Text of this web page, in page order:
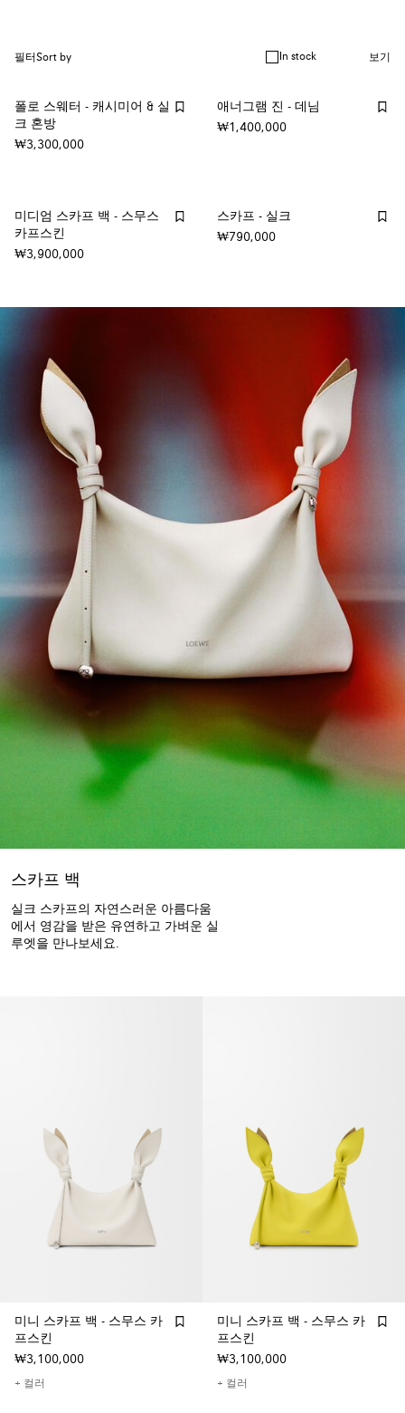
필터Sort by In stock 보기
폴로 스웨터 - 캐시미어 & 실
크 혼방
₩3,300,000
애너그램 진 - 데님
₩1,400,000
미디엄 스카프 백 - 스무스
카프스킨
₩3,900,000
스카프 - 실크
₩790,000
스카프 백
실크 스카프의 자연스러운 아름다움
에서 영감을 받은 유연하고 가벼운 실
루엣을 만나보세요.
미니 스카프 백 - 스무스 카
프스킨
₩3,100,000
+ 컬러
미니 스카프 백 - 스무스 카
프스킨
₩3,100,000
+ 컬러